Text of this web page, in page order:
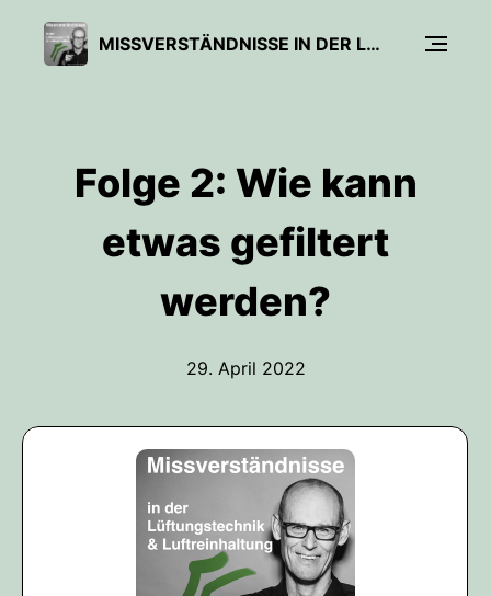
MISSVERSTÄNDNISSE IN DER LÜFTUNGSTECHNIK UND LUFTREINHALTUNG
Folge 2: Wie kann
etwas gefiltert
werden?
29. April 2022